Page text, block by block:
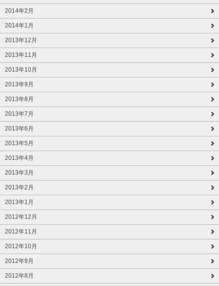
2014年2月
2014年1月
2013年12月
2013年11月
2013年10月
2013年9月
2013年8月
2013年7月
2013年6月
2013年5月
2013年4月
2013年3月
2013年2月
2013年1月
2012年12月
2012年11月
2012年10月
2012年9月
2012年8月